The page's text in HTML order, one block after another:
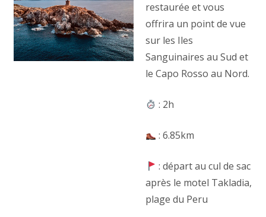
restaurée et vous
offrira un point de vue
sur les Iles
Sanguinaires au Sud et
le Capo Rosso au Nord.
: 2h
: 6.85km
: départ au cul de sac
après le motel Takladia,
plage du Peru